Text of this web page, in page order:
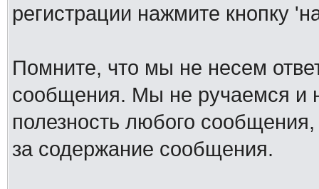
регистрации нажмите кнопку
Помните, что мы не несем
сообщения. Мы не ручаемся и
полезность любого
за содержание сообщения.